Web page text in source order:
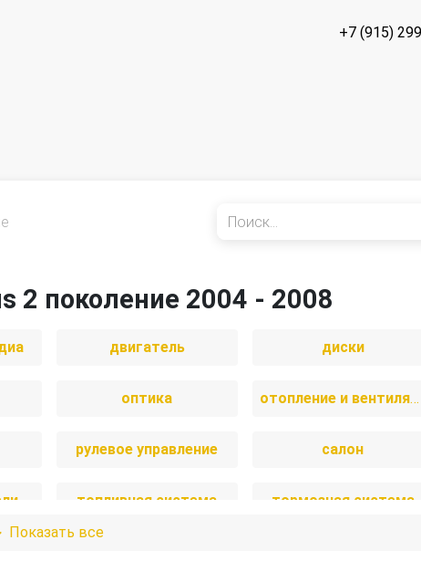
+7 (915)
2 поколение 2004 - 2008
двигатель диски
оптика отопление и вентиляция
рулевое управление салон
топливная система тормозная система
Показать все